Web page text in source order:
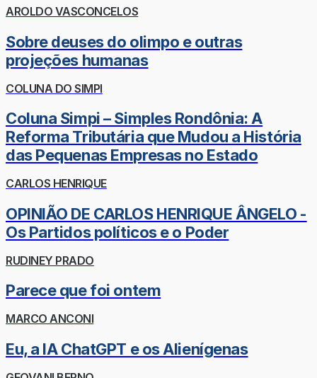
AROLDO VASCONCELOS
Sobre deuses do olimpo e outras
projeções humanas
COLUNA DO SIMPI
Coluna Simpi – Simples Rondônia: A
Reforma Tributária que Mudou a História
das Pequenas Empresas no Estado
CARLOS HENRIQUE
OPINIÃO DE CARLOS HENRIQUE ÂNGELO -
Os Partidos políticos e o Poder
RUDINEY PRADO
Parece que foi ontem
MARCO ANCONI
Eu, a IA ChatGPT e os Alienígenas